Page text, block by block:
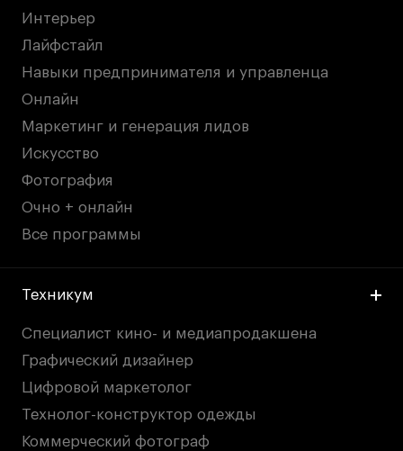
Интерьер
Лайфстайл
Навыки предпринимателя и управленца
Онлайн
Маркетинг и генерация лидов
Искусство
Фотография
Очно + онлайн
Все программы
Техникум
Специалист кино- и медиапродакшена
Графический дизайнер
Цифровой маркетолог
Технолог-конструктор одежды
Коммерческий фотограф